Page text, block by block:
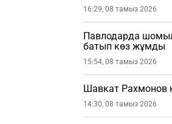
16:29, 08 тамыз 2026
Павлодарда
батып көз жұмды
15:54, 08 тамыз 2026
Шавкат
14:30, 08 тамыз 2026